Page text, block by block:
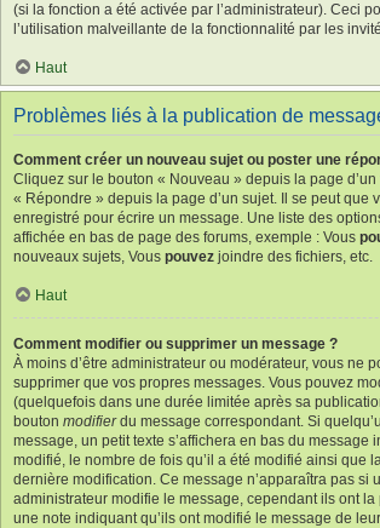
(si la fonction a été activée par l’administrateur). Ceci
l’utilisation malveillante de la fonctionnalité par les
Haut
Problèmes liés à la publication de
Comment créer un nouveau sujet ou poster une
Cliquez sur le bouton « Nouveau » depuis la page d’un
« Répondre » depuis la page d’un sujet. Il se peut que
enregistré pour écrire un message. Une liste des
affichée en bas de page des forums, exemple : Vous
nouveaux sujets, Vous pouvez joindre des fichiers, etc.
Haut
Comment modifier ou supprimer un message ?
À moins d’être administrateur ou modérateur, vous ne
supprimer que vos propres messages. Vous pouvez
(quelquefois dans une durée limitée après sa
bouton modifierdu message correspondant. Si
message, un petit texte s’affichera en bas du message
modifié, le nombre de fois qu’il a été modifié ainsi que
dernière modification. Ce message n’apparaîtra pas si
administrateur modifie le message, cependant ils ont
une note indiquant qu’ils ont modifié le message de